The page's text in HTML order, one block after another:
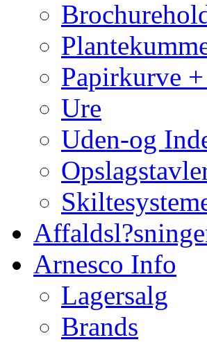
Papirkurve
Ure
Uden-og
Arnesco Info
Lagersalg
Brands